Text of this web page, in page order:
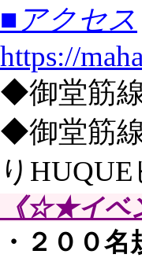
■アクセス
https://
◆御堂筋
◆御堂筋
り
《☆★イベ
・２００